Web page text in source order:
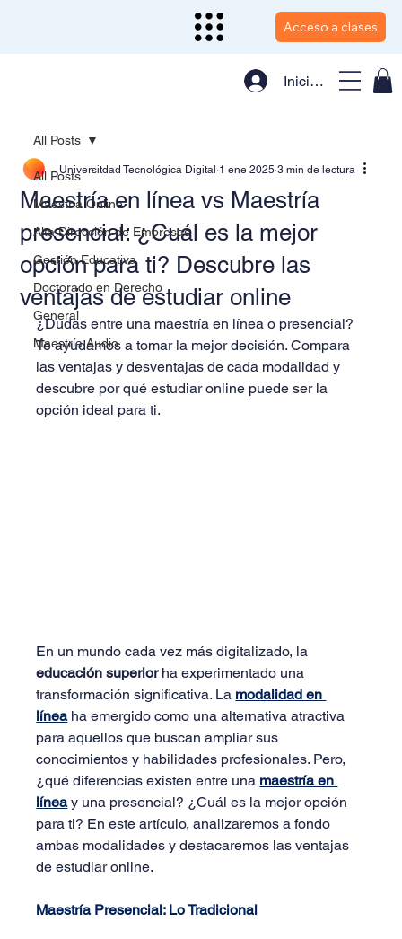
Iniciar sesión
Acceso a clases
All Posts
Maestría Online
Alta Dirección de Empresas
Gestión Educativa
Doctorado en Derecho
General
Maestría Audio
All Posts
Maestría en línea vs Maestría
presencial: ¿Cuál es la mejor
opción para ti? Descubre las
ventajas de estudiar online
Universitdad Tecnológica Digital 1 ene 2025 3 min de lectura
¿Dudas entre una maestría en línea o presencial?
Te ayudamos a tomar la mejor decisión. Compara
las ventajas y desventajas de cada modalidad y
descubre por qué estudiar online puede ser la
opción ideal para ti.
En un mundo cada vez más digitalizado, la
educación superior ha experimentado una
transformación significativa. La modalidad en
línea ha emergido como una alternativa atractiva
para aquellos que buscan ampliar sus
conocimientos y habilidades profesionales. Pero,
¿qué diferencias existen entre una maestría en
línea y una presencial? ¿Cuál es la mejor opción
para ti? En este artículo, analizaremos a fondo
ambas modalidades y destacaremos las ventajas
de estudiar online.
Maestría Presencial: Lo Tradicional